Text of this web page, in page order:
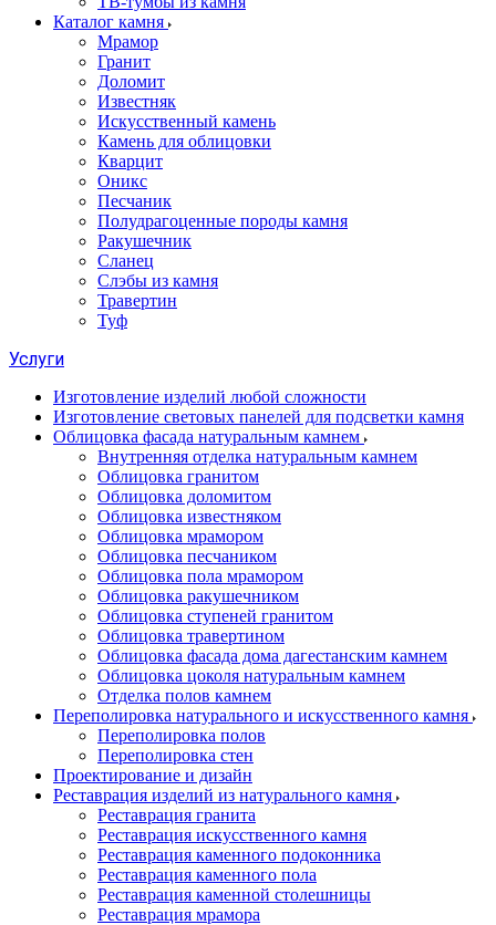
Каталог камня
Мрамор
Гранит
Доломит
Известняк
Искусственный камень
Камень для облицовки
Кварцит
Оникс
Песчаник
Полудрагоценные породы камня
Ракушечник
Сланец
Слэбы из камня
Травертин
Туф
Услуги
Изготовление изделий любой сложности
Изготовление световых панелей для подсветки камня
Облицовка фасада натуральным камнем
Внутренняя отделка натуральным камнем
Облицовка гранитом
Облицовка доломитом
Облицовка известняком
Облицовка мрамором
Облицовка песчаником
Облицовка пола мрамором
Облицовка ракушечником
Облицовка ступеней гранитом
Облицовка травертином
Облицовка фасада дома дагестанским камнем
Облицовка цоколя натуральным камнем
Отделка полов камнем
Переполировка натурального и искусственного камня
Переполировка полов
Переполировка стен
Проектирование и дизайн
Реставрация изделий из натурального камня
Реставрация гранита
Реставрация искусственного камня
Реставрация каменного подоконника
Реставрация каменного пола
Реставрация каменной столешницы
Реставрация мрамора